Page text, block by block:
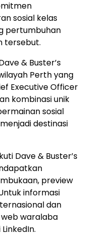
sosial kelas
pertumbuhan
tersebut.
& Buster’s
Perth yang
Executive Officer
kombinasi unik
sosial
destinasi
Dave & Buster’s
preview
informasi
dan
waralaba